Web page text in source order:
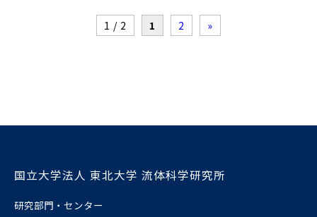
1 / 2 1 2 »
国立大学法人 東北大学 流体科学研究所
研究部門・センター